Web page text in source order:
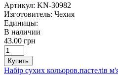
Артикул: KN-30982
Изготовитель: Чехия
Единицы:
В наличии
43.00 грн
Купить
Набір сухих кольоров.пастелів